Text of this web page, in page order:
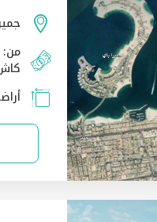
من: 2,641,417 دولار امريكي